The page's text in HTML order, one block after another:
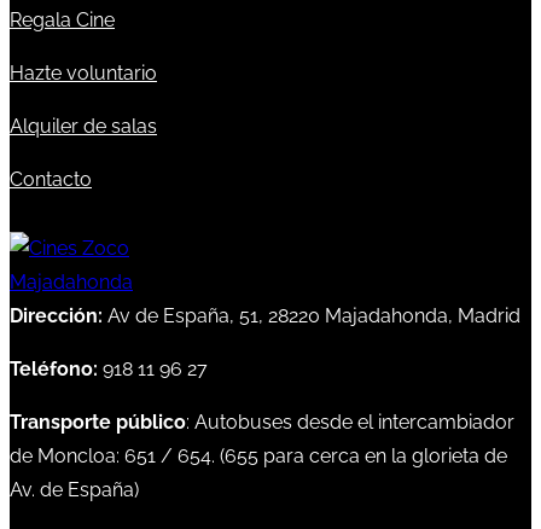
Regala Cine
Hazte voluntario
Alquiler de salas
Contacto
Dirección: Av de España, 51, 28220 Majadahonda, Madrid
Teléfono: 918 11 96 27
Transporte público: Autobuses desde el intercambiador
de Moncloa: 651 / 654. (655 para cerca en la glorieta de
Av. de España)